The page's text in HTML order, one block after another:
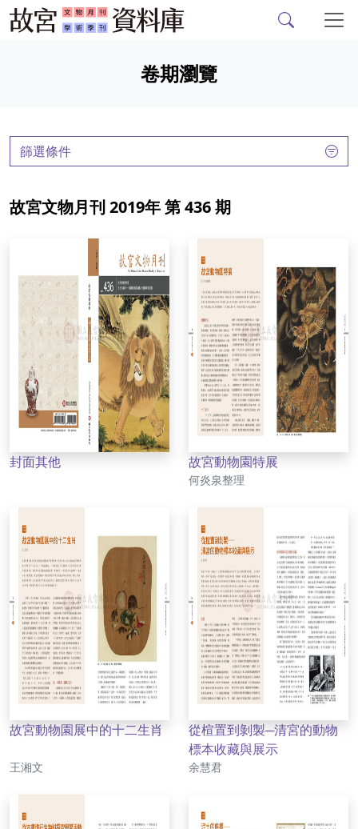
故宮文物月刊、故宮學
卷期瀏覽
篩選條件
故宮文物月刊 2019年 第 436 期
封面其他 故宮動物園特展
作者
何炎泉整理
故宮動物園展中的十二生肖
作者
王湘文
從楦置到剝製─清宮的動物
標本收藏與展示
作者
余慧君